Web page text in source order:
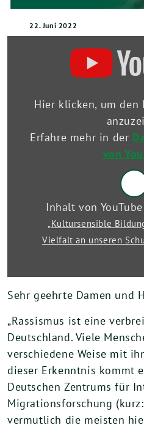
22. Juni 2022
Antidiskriminierung
stärken!
anzeigen
Hier klicken, um den
Erfahre mehr in der
von
Inhalt von
„Kultursensible
Vielfalt an unseren
Sehr geehrte Damen und
„Rassismus ist eine
Deutschland. Viele
verschiedene Weise mit
dieser Erkenntnis kommt
Deutschen Zentrums für
Migrationsforschung
vermutlich die meisten